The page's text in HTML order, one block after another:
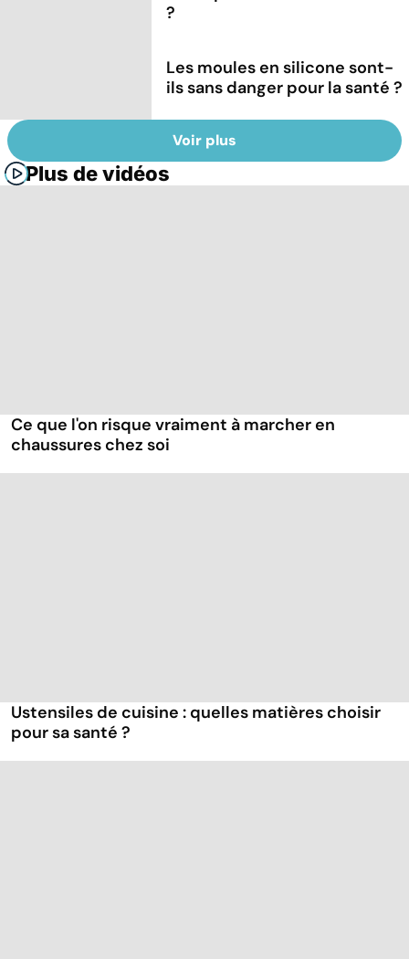
?
Les moules en silicone sont-
ils sans danger pour la santé ?
Voir plus
Plus de vidéos
Ce que l'on risque vraiment à marcher en
chaussures chez soi
Ustensiles de cuisine : quelles matières choisir
pour sa santé ?